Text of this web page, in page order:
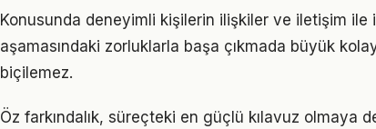
Konusunda deneyimli kişilerin ilişkiler ve iletişim ile
aşamasındaki zorluklarla başa çıkmada büyük
biçilemez.
Öz farkındalık, süreçteki en güçlü kılavuz olmaya